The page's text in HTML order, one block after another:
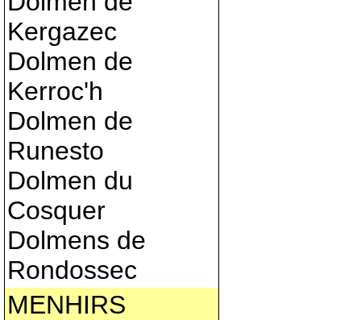
Kergazec
Dolmen de
Kerroc'h
Dolmen de
Runesto
Dolmen du
Cosquer
Dolmens de
Rondossec
MENHIRS